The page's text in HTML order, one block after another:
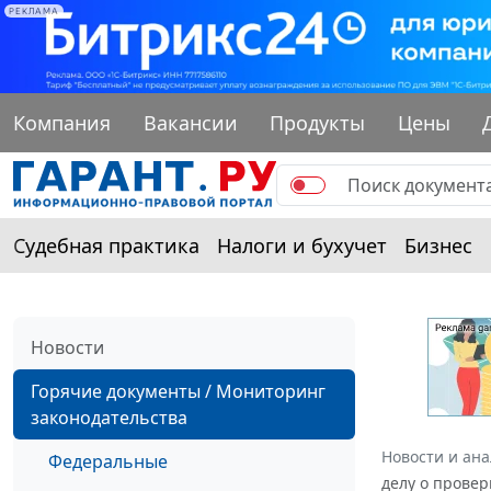
РЕКЛАМА
Компания Вакансии Продукты Цены
Судебная практика Налоги и бухучет Бизнес
Новости
Горячие документы / Мониторинг
законодательства
Федеральные
Новости и
делу о